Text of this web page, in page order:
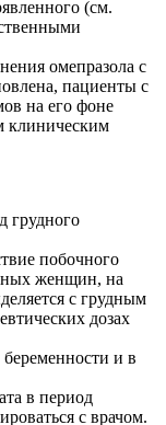
(см.
омепразола с
пациенты с
на его фоне
клиническим
грудного
побочного
женщин, на
с грудным
дозах
и в
в период
с врачом.